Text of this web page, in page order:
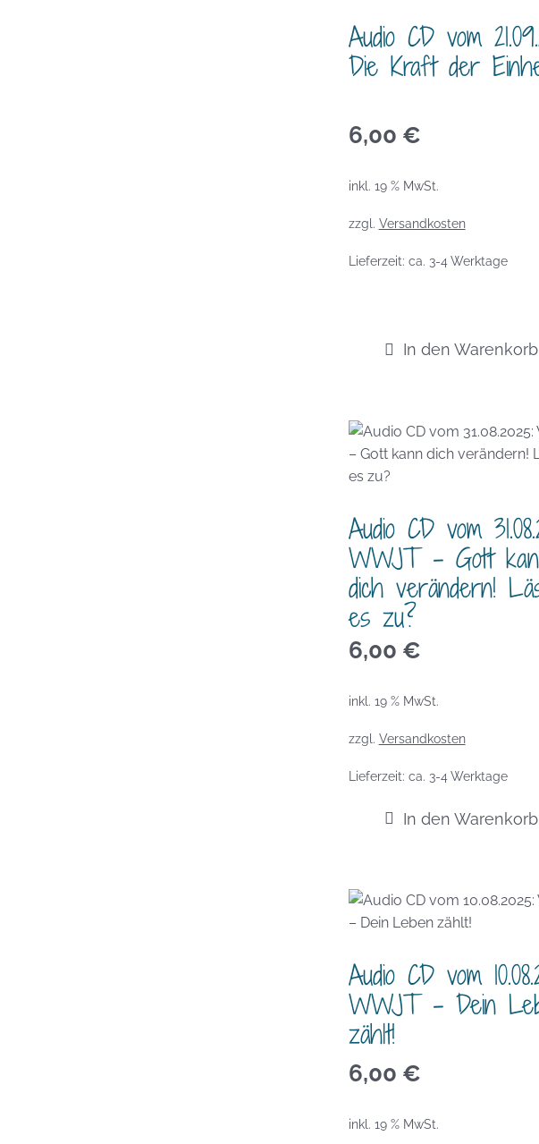
Audio CD vom
Die Kraft der
6,00 €
inkl. 19 % MwSt.
zzgl. Versandkosten
Lieferzeit: ca. 3-4 Werktage
In den Warenkorb
Audio CD vom
WWJT – Gott
dich verändern!
es zu?
6,00 €
inkl. 19 % MwSt.
zzgl. Versandkosten
Lieferzeit: ca. 3-4 Werktage
In den Warenkorb
Audio CD vom
WWJT – Dein
zählt!
6,00 €
inkl. 19 % MwSt.